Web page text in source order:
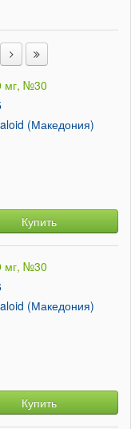
мг, №30
(Македония)
Купить
мг, №30
(Македония)
Купить